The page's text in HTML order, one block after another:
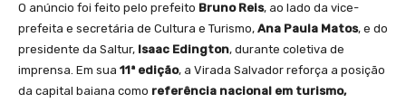
O anúncio foi feito pelo prefeito Bruno Reis, ao lado da vice-
prefeita e secretária de Cultura e Turismo, Ana Paula Matos, e do
presidente da Saltur, Isaac Edington, durante coletiva de
imprensa. Em sua 11ª edição, a Virada Salvador reforça a posição
da capital baiana como referência nacional em turismo,